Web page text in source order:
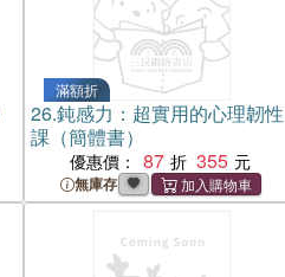
滿額折
26.鈍感力：超實用的心理韌性
課（簡體書）
優惠價： 87 355
無庫存